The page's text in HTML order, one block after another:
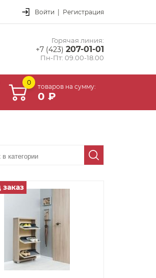
Войти | Регистрация
Горячая линия:
+7 (423) 207-01-01
Пн-Пт: 09.00-18.00
0
товаров на сумму:
0 ₽
заказ